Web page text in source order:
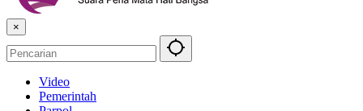
×
Video
Pemerintah